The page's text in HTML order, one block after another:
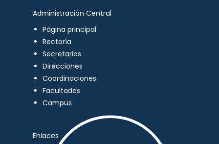
Administración Central
Página principal
Rectoría
Secretarios
Direcciones
Coordinaciones
Facultades
Campus
Enlaces